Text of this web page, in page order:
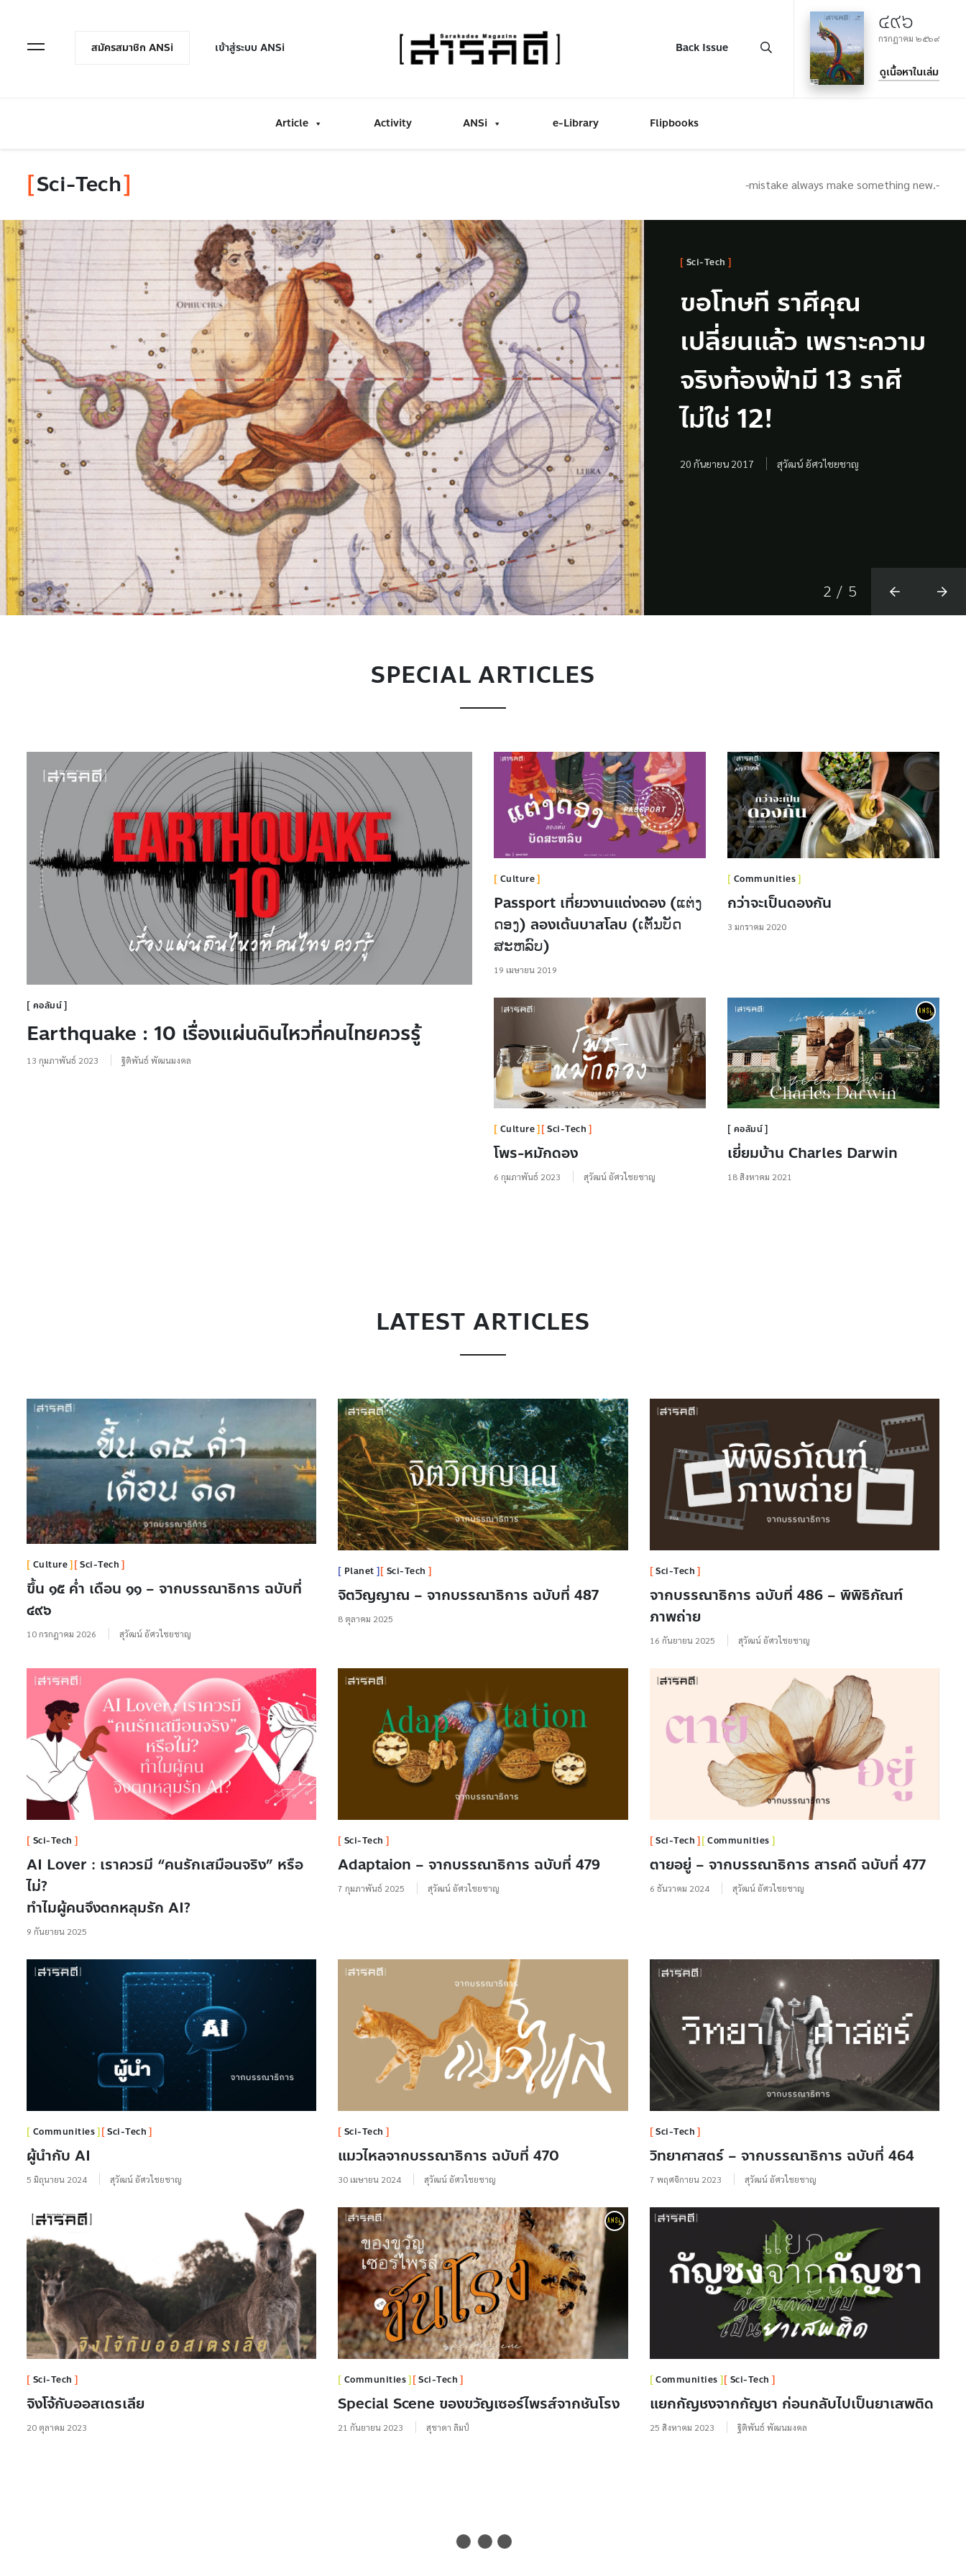
Open Menuสมัครสมาชิก ANSi เข้าสู่ระบบ ANSi Back Issue
๔๙๖
กรกฎาคม ๒๕๖๙
ดูเนื้อหาในเล่ม
Article Activity ANSi e-Library Flipbooks
Sci-Tech -mistake always make something new.-
Sci-Tech
ย่อโลกวิวัฒนาการของ
ชาร์ลส์ ดาร์วิน
12 มีนาคม 2009
Sci-Tech
ทฤษฎีของชาร์ลส์ ดาร์
วิน บอกว่า ธรรมชาติจะ
คัดสรรผู้อยู่รอดสำหรับ
สังคมพัฒนาแล้ว จริง
ไหม???
Sci-Tech
ขอโทษที ราศีคุณ
เปลี่ยนแล้ว เพราะความ
จริงท้องฟ้ามี 13 ราศี
ไม่ใช่ 12!
20 กันยายน 2017 สุวัฒน์ อัศวไชยชาญ
Communities
นายแพทย์ภากร จันทน
มัฏฐะ “หลัก
วิทยาศาสตร์ทั่วไปไม่ขัด
แย้งกับพระคัมภีร์
ไบเบิล ยกเว้นทฤษฎี
Sci-Tech
1 โหลเรื่องน่าประหลาด
ใจเกี่ยวกับหนังสือ
กำเนิดสปีชีส์ ของ
ชาร์ลส์ ดาร์วิน
28 มีนาคม 2016 นำชัย ชีววิวรรธน์
Sci-Tech
ย่อโลกวิวัฒนาการของ
ชาร์ลส์ ดาร์วิน
12 มีนาคม 2009
Sci-Tech
ทฤษฎีของชาร์ลส์ ดาร์
วิน บอกว่า ธรรมชาติจะ
คัดสรรผู้อยู่รอดสำหรับ
สังคมพัฒนาแล้ว จริง
ไหม???
2 / 5
SPECIAL ARTICLES
คอลัมน์
Earthquake : 10 เรื่องแผ่นดินไหวที่คนไทยควรรู้
13 กุมภาพันธ์ 2023 ฐิติพันธ์ พัฒนมงคล
Culture
Passport เที่ยวงานแต่งดอง (​ແຕ່ງ
ດອງ​) ลองเต้นบาสโลบ (ເຕັ້ນບັດ
ສະຫລົບ)
19 เมษายน 2019
Communities
กว่าจะเป็นดองกัน
3 มกราคม 2020
Culture Sci-Tech
โพร-หมักดอง
6 กุมภาพันธ์ 2023 สุวัฒน์ อัศวไชยชาญ
คอลัมน์
เยี่ยมบ้าน Charles Darwin
18 สิงหาคม 2021
LATEST ARTICLES
Culture Sci-Tech
ขึ้น ๑๕ ค่ำ เดือน ๑๑ – จากบรรณาธิการ ฉบับที่
๔๙๖
10 กรกฎาคม 2026 สุวัฒน์ อัศวไชยชาญ
Planet Sci-Tech
จิตวิญญาณ – จากบรรณาธิการ ฉบับที่ 487
8 ตุลาคม 2025
Sci-Tech
จากบรรณาธิการ ฉบับที่ 486 – พิพิธิภัณฑ์
ภาพถ่าย
16 กันยายน 2025 สุวัฒน์ อัศวไชยชาญ
Sci-Tech
AI Lover : เราควรมี “คนรักเสมือนจริง” หรือ
ไม่?
ทำไมผู้คนจึงตกหลุมรัก AI?
9 กันยายน 2025
Sci-Tech
Adaptaion – จากบรรณาธิการ ฉบับที่ 479
7 กุมภาพันธ์ 2025 สุวัฒน์ อัศวไชยชาญ
Sci-Tech Communities
ตายอยู่ – จากบรรณาธิการ สารคดี ฉบับที่ 477
6 ธันวาคม 2024 สุวัฒน์ อัศวไชยชาญ
Communities Sci-Tech
ผู้นำกับ AI
5 มิถุนายน 2024 สุวัฒน์ อัศวไชยชาญ
Sci-Tech
แมวไหลจากบรรณาธิการ ฉบับที่ 470
30 เมษายน 2024 สุวัฒน์ อัศวไชยชาญ
Sci-Tech
วิทยาศาสตร์ – จากบรรณาธิการ ฉบับที่ 464
7 พฤศจิกายน 2023 สุวัฒน์ อัศวไชยชาญ
Sci-Tech
จิงโจ้กับออสเตรเลีย
20 ตุลาคม 2023
Communities Sci-Tech
Special Scene ของขวัญเซอร์ไพรส์จากชันโรง
21 กันยายน 2023 สุชาดา ลิมป์
Communities Sci-Tech
แยกกัญชงจากกัญชา ก่อนกลับไปเป็นยาเสพติด
25 สิงหาคม 2023 ฐิติพันธ์ พัฒนมงคล